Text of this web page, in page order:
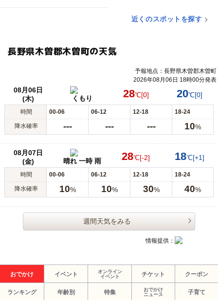
近くのスポットを探す
長野県木曽郡木曽町の天気
予報地点：長野県木曽郡木曽町
2026年08月06日 18時00分発表
08月06日
(木)
くもり 28℃[0] 20℃[0]
時間 00-06 06-12 12-18 18-24
降水確率 --- --- --- 10%
08月07日
(金)
晴れ 一時 雨 28℃[-2] 18℃[+1]
時間 00-06 06-12 12-18 18-24
降水確率 10% 10% 30% 40%
週間天気をみる
情報提供：
おでかけ イベント
オンライン
イベント
チケット クーポン
ランキング 年齢別 特集
おでかけ
ニュース
子育て